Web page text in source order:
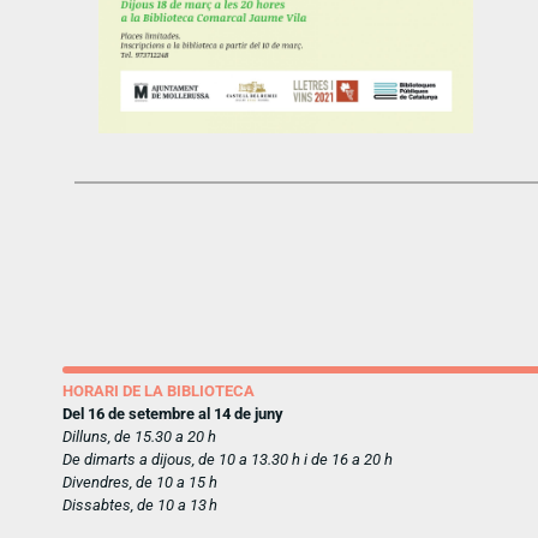
HORARI DE LA BIBLIOTECA
Del 16 de setembre al 14 de juny
Dilluns, de 15.30 a 20 h
De dimarts a dijous, de 10 a 13.30 h i de 16 a 20 h
Divendres, de 10 a 15 h
Dissabtes, de 10 a 13 h